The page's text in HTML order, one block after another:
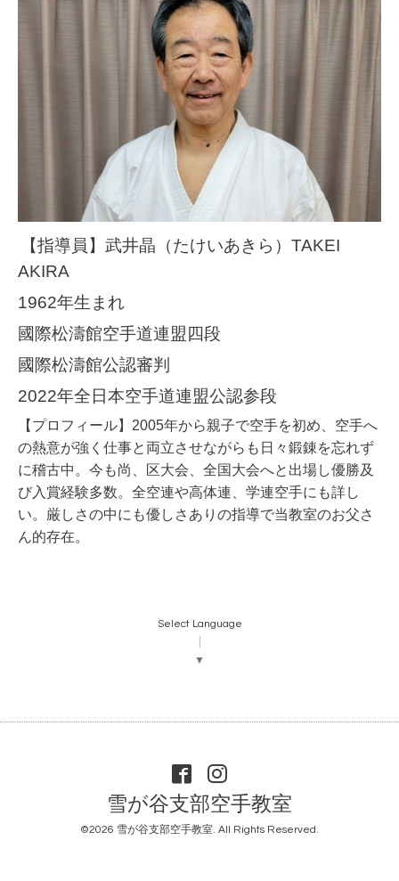
【指導員】武井晶（たけいあきら）TAKEI
AKIRA
1962年生まれ
國際松濤館空手道連盟四段
國際松濤館公認審判
2022年全日本空手道連盟公認参段
【プロフィール】 2005年から親子で空手を初め、空手へ
の熱意が強く仕事と両立させながらも日々鍛錬を忘れず
に稽古中。今も尚、区大会、全国大会へと出場し優勝及
び入賞経験多数。全空連や高体連、学連空手にも詳し
い。厳しさの中にも優しさありの指導で当教室のお父さ
ん的存在。
Select Language
▼
雪が谷支部空手教室
©2026 雪が谷支部空手教室 . All Rights Reserved.